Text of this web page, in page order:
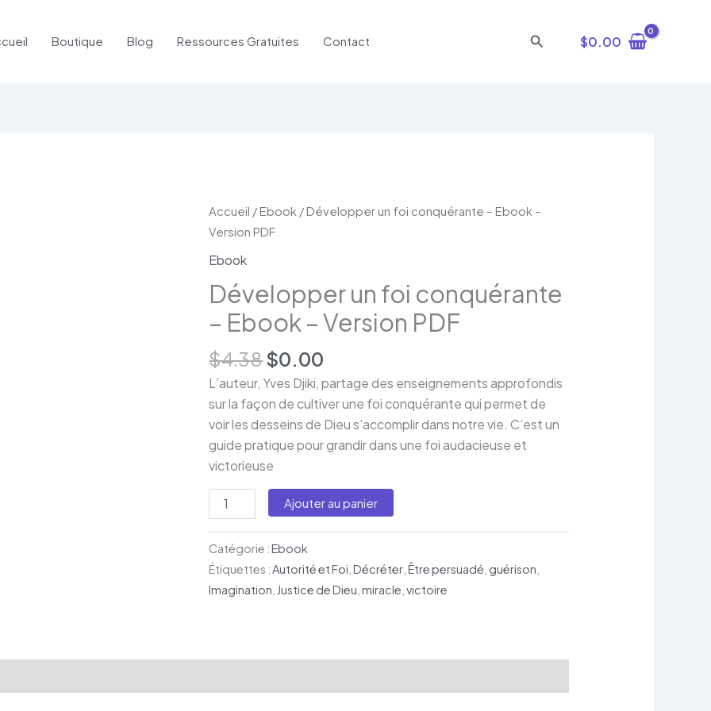
Boutique Blog Ressources Gratuites Contact Rechercher
$0.00
Accueil /Ebook / Développer un foi conquérante – Ebook –
Version PDF
Ebook
Développer un foi conquérante
– Ebook – Version PDF
$4.38
Le
prix
$4.38.
$0.00
Le
$0.00.
L’auteur, Yves Djiki, partage des enseignements approfondis
sur la façon de cultiver une foi conquérante qui permet de
voir les desseins de Dieu s’accomplir dans notre vie. C’est un
guide pratique pour grandir dans une foi audacieuse et
victorieuse
quantité
de
Développer
foi
conquérante
Ebook
-
Version
PDF
Ajouter au panier
Catégorie :Ebook
Étiquettes :Autorité et Foi ,Décréter ,Être persuadé guérison
Imagination Justice de Dieu ,miracle ,victoire